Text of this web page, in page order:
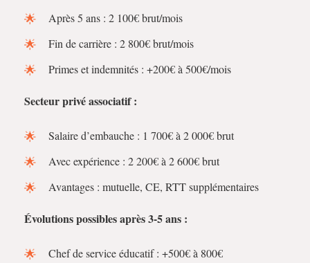
Après 5 ans : 2 100€ brut/mois
Fin de carrière : 2 800€ brut/mois
Primes et indemnités : +200€ à 500€/mois
Secteur privé associatif :
Salaire d’embauche : 1 700€ à 2 000€ brut
Avec expérience : 2 200€ à 2 600€ brut
Avantages : mutuelle, CE, RTT supplémentaires
Évolutions possibles après 3-5 ans :
Chef de service éducatif : +500€ à 800€